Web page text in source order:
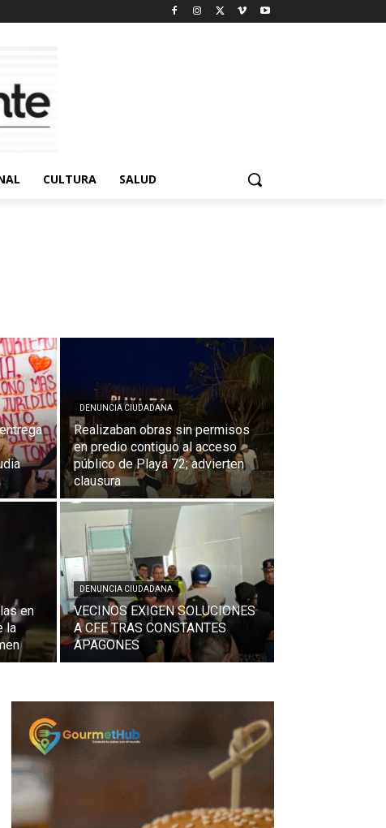
CULTURA SALUD
DENUNCIA CIUDADANA
Realizaban obras sin permisos
en predio contiguo al acceso
público de Playa 72; advierten
clausura
en
la
DENUNCIA CIUDADANA
VECINOS EXIGEN SOLUCIONES
A CFE TRAS CONSTANTES
APAGONES